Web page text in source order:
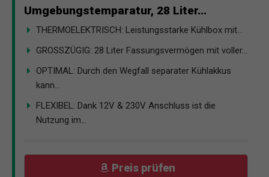
Umgebungstemparatur, 28 Liter...
THERMOELEKTRISCH: Leistungsstarke Kühlbox mit...
GROSSZÜGIG: 28 Liter Fassungsvermögen mit voller...
OPTIMAL: Durch den Wegfall separater Kühlakkus
kann...
FLEXIBEL: Dank 12V & 230V Anschluss ist die
Nutzung im...
Preis prüfen